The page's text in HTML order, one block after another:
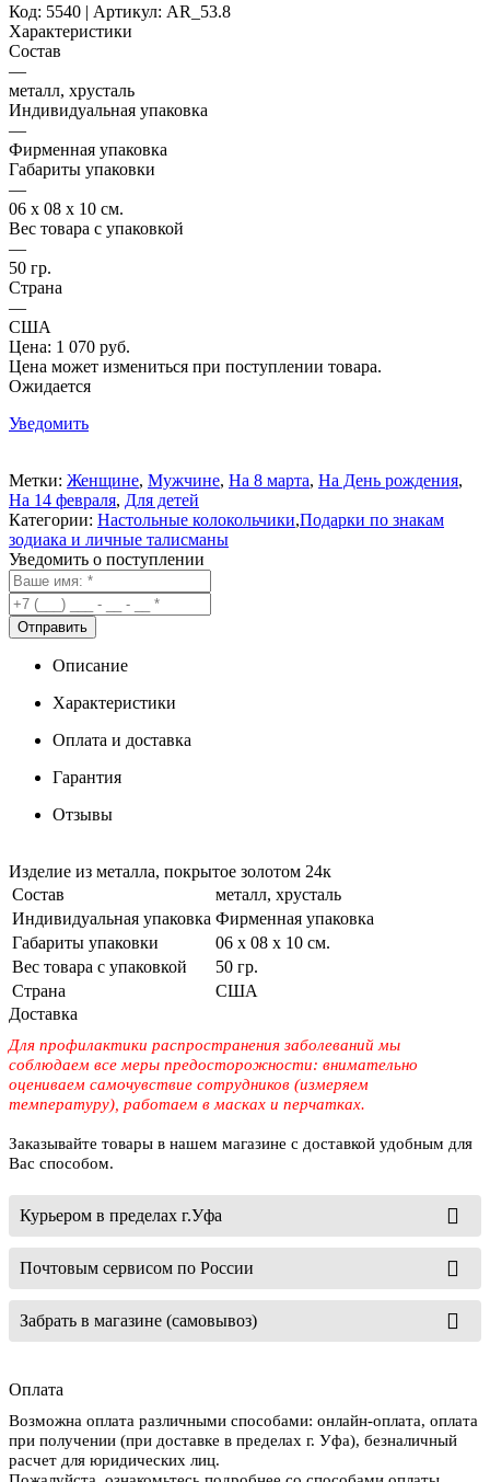
Код: 5540 | Артикул: AR_53.8
Характеристики
Состав
—
металл, хрусталь
Индивидуальная упаковка
—
Фирменная упаковка
Габариты упаковки
—
06 х 08 х 10 см.
Вес товара с упаковкой
—
50 гр.
Страна
—
США
Цена: 1 070 руб.
Цена может измениться при поступлении товара.
Ожидается
Уведомить
Метки: Женщине, Мужчине, На 8 марта, На День рождения,
На 14 февраля, Для детей
Категории: Настольные колокольчики,Подарки по знакам
зодиака и личные талисманы
Уведомить о поступлении
Описание
Характеристики
Оплата и доставка
Гарантия
Отзывы
Изделие из металла, покрытое золотом 24к
Состав
металл, хрусталь
Индивидуальная упаковка Фирменная упаковка
Габариты упаковки
06 х 08 х 10 см.
Вес товара с упаковкой
50 гр.
Страна
США
Доставка
Для профилактики распространения заболеваний мы
соблюдаем все меры предосторожности: внимательно
оцениваем самочувствие сотрудников (измеряем
температуру), работаем в масках и перчатках.
Заказывайте товары в нашем магазине с доставкой удобным для
Вас способом.
Курьером в пределах г.Уфа
Почтовым сервисом по России
Забрать в магазине (самовывоз)
Оплата
Возможна оплата различными способами: онлайн-оплата, оплата
при получении (при доставке в пределах г. Уфа), безналичный
расчет для юридических лиц.